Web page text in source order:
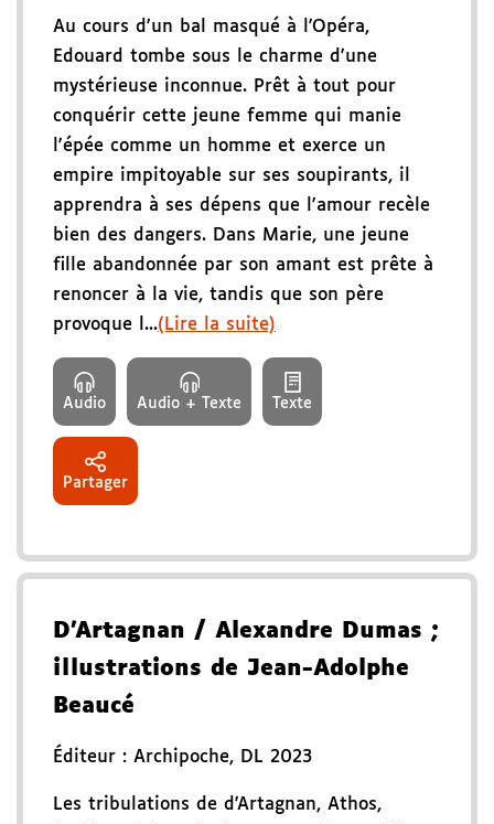
Au cours d'un bal masqué à l'Opéra,
Edouard tombe sous le charme d'une
mystérieuse inconnue. Prêt à tout pour
conquérir cette jeune femme qui manie
l'épée comme un homme et exerce un
empire impitoyable sur ses soupirants, il
apprendra à ses dépens que l'amour recèle
bien des dangers. Dans Marie, une jeune
fille abandonnée par son amant est prête à
renoncer à la vie, tandis que son père
provoque l...(Lire la suite)
Audio Audio + Texte Texte
Partager
D'Artagnan / Alexandre Dumas ;
illustrations de Jean-Adolphe
Beaucé
Éditeur : Archipoche, DL 2023
Les tribulations de d'Artagnan, Athos,